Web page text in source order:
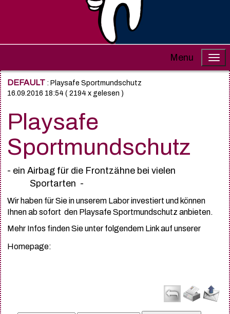
Menu
DEFAULT: Playsafe Sportmundschutz
16.09.2016 18:54 ( 2194 x gelesen )
Playsafe
Sportmundschutz
- ein Airbag für die Frontzähne bei vielen
Sportarten -
Wir haben für Sie in unserem Labor investiert und können
Ihnen ab sofort den Playsafe Sportmundschutz anbieten.
Mehr Infos finden Sie unter folgendem Link auf unserer
Homepage: